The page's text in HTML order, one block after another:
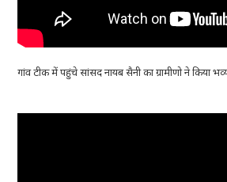
गांव टीक में पहुंचे सांसद नायब सैनी का ग्रामीणो ने किया